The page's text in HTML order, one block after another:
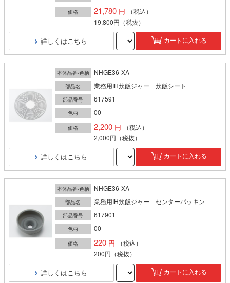
価格 21,780
（税込）
19,800円 （税抜）
詳しくはこちら カートに入れる
本体品番-色柄 NHGE36-XA
部品名 業務用IH炊飯ジャー 炊飯シート
部品番号 617591
色柄 00
価格 2,200
（税込）
2,000円 （税抜）
詳しくはこちら カートに入れる
本体品番-色柄 NHGE36-XA
部品名 業務用IH炊飯ジャー センターパッキン
部品番号 617901
色柄 00
価格 220
（税込）
200円 （税抜）
詳しくはこちら カートに入れる